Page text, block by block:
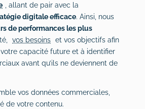
, allant de pair avec la
digitale efficace. Ainsi, nous
de performances les plus
vos besoins et vos objectifs afin
capacité future et à identifier
avant qu’ils ne deviennent de
vos données commerciales,
de votre contenu.